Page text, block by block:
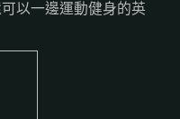
以一邊運動健身的英